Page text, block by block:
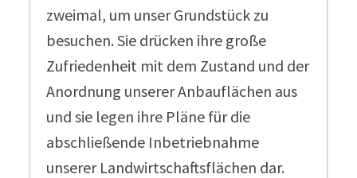
zweimal, um unser Grundstück zu
besuchen. Sie drücken ihre große
Zufriedenheit mit dem Zustand und der
Anordnung unserer Anbauflächen aus
und sie legen ihre Pläne für die
abschließende Inbetriebnahme
unserer Landwirtschaftsflächen dar.